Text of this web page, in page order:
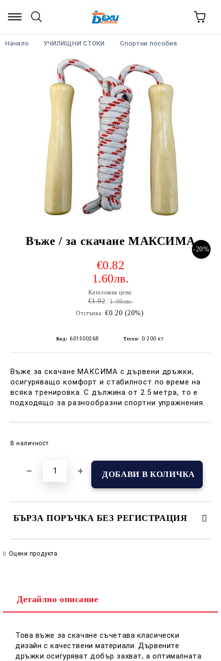
Начало УЧИЛИЩНИ СТОКИ Спортни пособия
Въже / за скачане МАКСИМА
-20%
€0.82
1.60лв.
Каталожна цена:
€1.02 1.99лв.
Отстъпка: €0.20 (20%)
Код: 601500268 Тегло: 0.200 кг
Въже за скачане МАКСИМА с дървени дръжки,
осигуряващо комфорт и стабилност по време на
всяка тренировка. С дължина от 2.5 метра, то е
подходящо за разнообразни спортни упражнения.
В наличност
БЪРЗА ПОРЪЧКА БЕЗ РЕГИСТРАЦИЯ
Съгласен съм с
Ние ще се свържем с вас в рамките на работния ден.
Оцени продукта
Детайлно описание
Това въже за скачане съчетава класически
дизайн с качествени материали. Дървените
дръжки осигуряват добър захват, а оптималната